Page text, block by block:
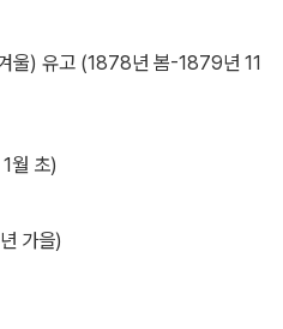
) 유고 (1878년 봄-1879년 11
월 초)
가을)